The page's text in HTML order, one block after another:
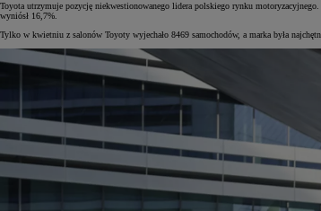
Od81 900 zł
Yaris Cross
HYBRID
Toyota utrzymuje pozycję niekwestionowanego lidera polskiego rynku
wyniósł 16,7%.
Tylko w kwietniu z salonów Toyoty wyjechało 8469 samochodów, a marka była